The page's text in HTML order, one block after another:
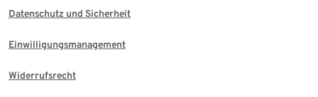
Datenschutz und Sicherheit
Einwilligungsmanagement
Widerrufsrecht